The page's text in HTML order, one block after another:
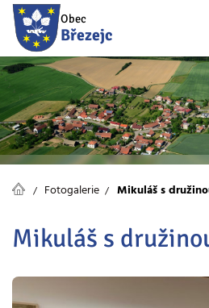
Obec
Březejc
Fotogalerie Mikuláš s
Mikuláš s